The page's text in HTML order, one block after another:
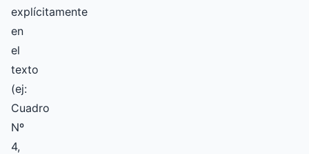
explícitamente
en
el
texto
(ej:
Cuadro
Nº
4,